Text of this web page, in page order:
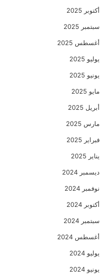
أكتوبر 2025
سبتمبر 2025
أغسطس 2025
يوليو 2025
يونيو 2025
مايو 2025
أبريل 2025
مارس 2025
فبراير 2025
يناير 2025
ديسمبر 2024
نوفمبر 2024
أكتوبر 2024
سبتمبر 2024
أغسطس 2024
يوليو 2024
يونيو 2024